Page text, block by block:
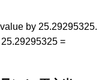
by 25.29295325.
=